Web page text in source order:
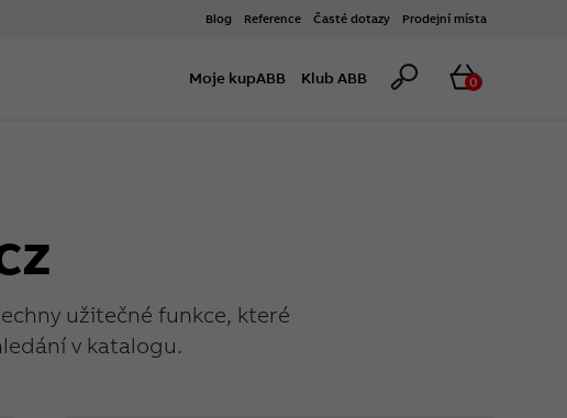
Blog Reference Časté dotazy Prodejní místa
Moje kupABB Klub ABB Hledat
0
užitečné funkce, které
v katalogu.